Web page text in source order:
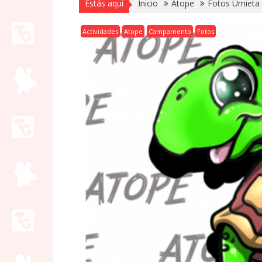
Estás aquí Inicio Atope Fotos Urnieta
Actividades Atope Campamento Fotos